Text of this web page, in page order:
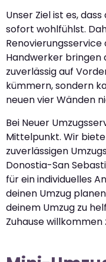
Unser Ziel ist es,
sofort wohlfühlst.
Handwerker bringen
zuverlässig auf
kümmern, sondern
neuen vier Wänden
Bei Neuer
Mittelpunkt. Wir
zuverlässigen
Donostia-San
für ein individuelles
deinen Umzug
deinem Umzug zu
Zuhause willkommen